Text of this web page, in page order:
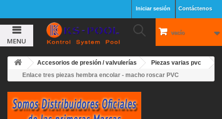
Contáctenos
Iniciar sesión
vacío
MENU
Accesorios de presión / valvulerías
Piezas varias pvc
Enlace tres piezas hembra encolar - macho roscar PVC